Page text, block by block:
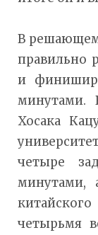
В решающем
правильно
и
минутами.
Хосака
четыре
четырьмя